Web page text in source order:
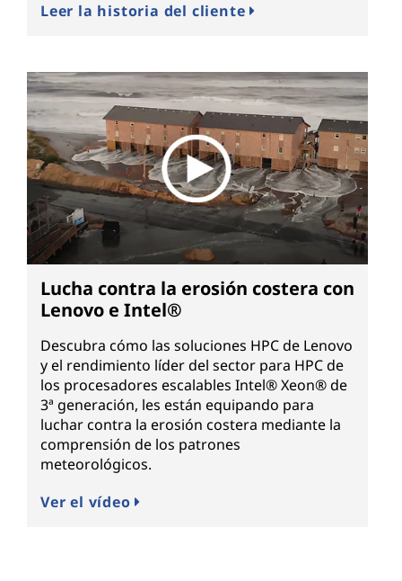
Leer la historia del cliente
Lucha contra la erosión costera con
Lenovo e Intel®
Descubra cómo las soluciones HPC de Lenovo
y el rendimiento líder del sector para HPC de
los procesadores escalables Intel® Xeon® de
3ª generación, les están equipando para
luchar contra la erosión costera mediante la
comprensión de los patrones
meteorológicos.
Ver el vídeo